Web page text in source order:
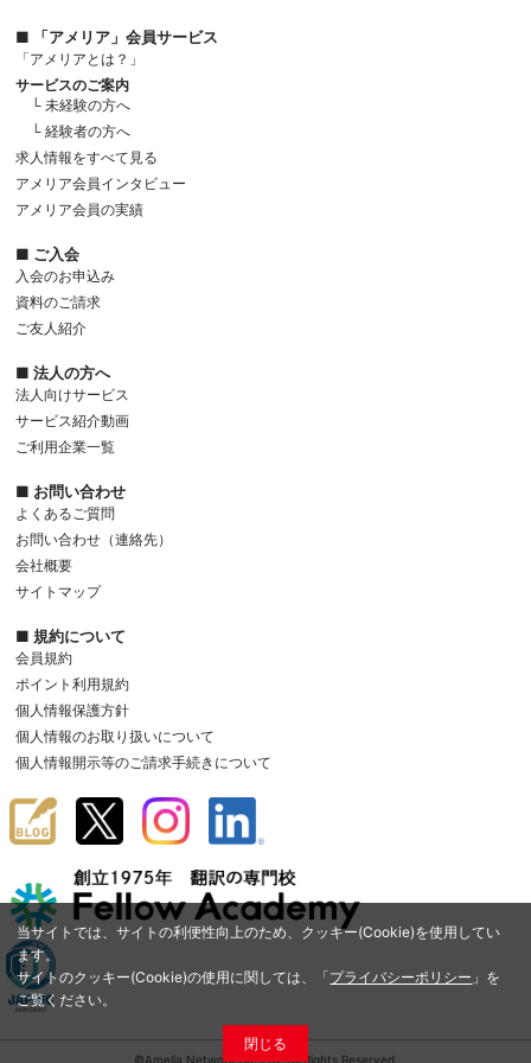
当サイトでは、サイトの利便性向上のため、クッキー(Cookie)を使用してい
ます。
サイトのクッキー(Cookie)の使用に関しては、「プライバシーポリシー 」を
ご覧ください。
閉じる
■ 「アメリア」会員サービス
「アメリアとは？」
サービスのご案内
└ 未経験の方へ
└ 経験者の方へ
求人情報をすべて見る
アメリア会員インタビュー
アメリア会員の実績
■ ご入会
入会のお申込み
資料のご請求
ご友人紹介
■ 法人の方へ
法人向けサービス
サービス紹介動画
ご利用企業一覧
■ お問い合わせ
よくあるご質問
お問い合わせ（連絡先）
会社概要
サイトマップ
■ 規約について
会員規約
ポイント利用規約
個人情報保護方針
個人情報のお取り扱いについて
個人情報開示等のご請求手続きについて
©Amelia Network Co.,Ltd. All Rights Reserved.